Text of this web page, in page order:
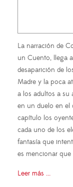
La narración de
un Cuento, llega
desaparición de
Madre y la poca
a los adultos a su
en un duelo en el
capítulo los
cada uno de los
fantasía que
es mencionar que
Leer más ...